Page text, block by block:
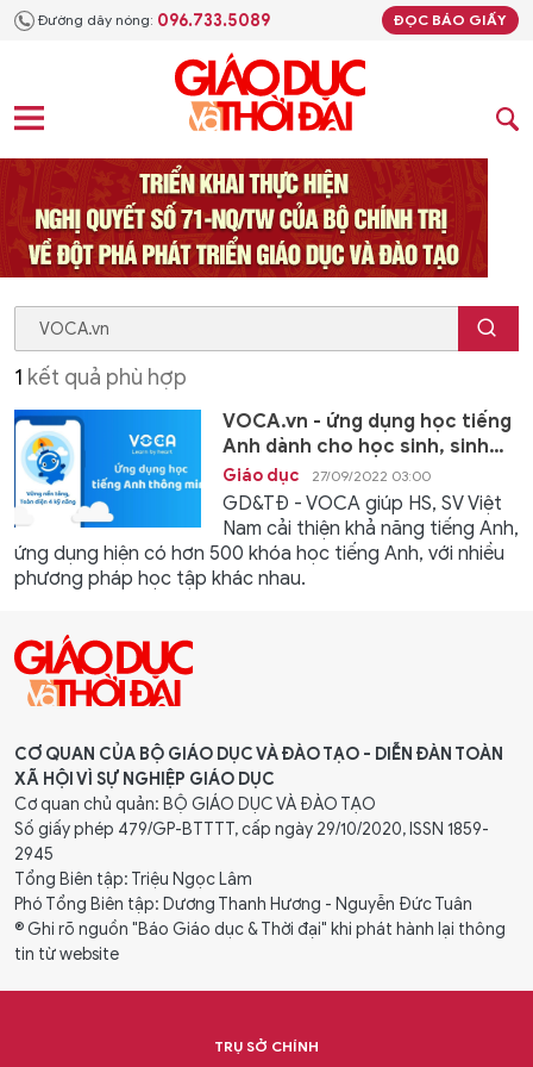
Đường dây nóng: 096.733.5089 ĐỌC BÁO GIẤY
1 kết quả phù hợp
VOCA.vn - ứng dụng học tiếng
Anh dành cho học sinh, sinh
viên Việt Nam
Giáo dục 27/09/2022 03:00
GD&TĐ - VOCA giúp HS, SV Việt
Nam cải thiện khả năng tiếng Anh,
ứng dụng hiện có hơn 500 khóa học tiếng Anh, với nhiều
phương pháp học tập khác nhau.
CƠ QUAN CỦA BỘ GIÁO DỤC VÀ ĐÀO TẠO - DIỄN ĐÀN TOÀN
XÃ HỘI VÌ SỰ NGHIỆP GIÁO DỤC
Cơ quan chủ quản: BỘ GIÁO DỤC VÀ ĐÀO TẠO
Số giấy phép 479/GP-BTTTT, cấp ngày 29/10/2020, ISSN 1859-
2945
Tổng Biên tập: Triệu Ngọc Lâm
Phó Tổng Biên tập: Dương Thanh Hương - Nguyễn Đức Tuân
® Ghi rõ nguồn "Báo Giáo dục & Thời đại" khi phát hành lại thông
tin từ website
TRỤ SỞ CHÍNH